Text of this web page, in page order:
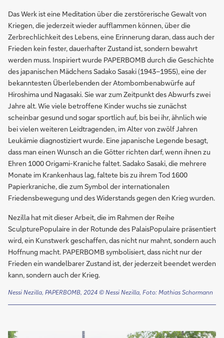
Das Werk ist eine Meditation über die zerstörerische Gewalt von
Kriegen, die jederzeit wieder aufflammen können, über die
Zerbrechlichkeit des Lebens, eine Erinnerung daran, dass auch der
Frieden kein fester, dauerhafter Zustand ist, sondern bewahrt
werden muss. Inspiriert wurde PAPERBOMB durch die Geschichte
des japanischen Mädchens Sadako Sasaki (1943–1955), eine der
bekanntesten Überlebenden der Atombombenabwürfe auf
Hiroshima und Nagasaki. Sie war zum Zeitpunkt des Abwurfs zwei
Jahre alt. Wie viele betroffene Kinder wuchs sie zunächst
scheinbar gesund und sogar sportlich auf, bis bei ihr, ähnlich wie
bei vielen weiteren Leidtragenden, im Alter von zwölf Jahren
Leukämie diagnostiziert wurde. Eine japanische Legende besagt,
dass man einen Wunsch an die Götter richten darf, wenn ihnen zu
Ehren 1000 Origami-Kraniche faltet. Sadako Sasaki, die mehrere
Monate im Krankenhaus lag, faltete bis zu ihrem Tod 1600
Papierkraniche, die zum Symbol der internationalen
Friedensbewegung und des Widerstands gegen den Krieg wurden.
Nezilla hat mit dieser Arbeit, die im Rahmen der Reihe
SculpturePopulaire in der Rotunde des PalaisPopulaire präsentiert
wird, ein Kunstwerk geschaffen, das nicht nur mahnt, sondern auch
Hoffnung macht. PAPERBOMB symbolisiert, dass nicht nur der
Frieden ein wandelbarer Zustand ist, der jederzeit beendet werden
kann, sondern auch der Krieg.
Nessi Nezilla, PAPERBOMB, 2024 © Nessi Nezilla, Foto: Mathias Schormann